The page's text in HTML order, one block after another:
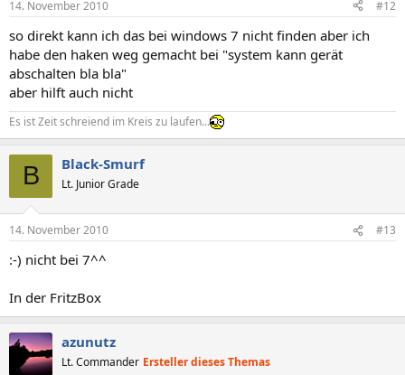
14. November 2010 #12
so direkt kann ich das bei windows 7 nicht finden aber ich
habe den haken weg gemacht bei "system kann gerät
abschalten bla bla"
aber hilft auch nicht
Es ist Zeit schreiend im Kreis zu laufen...
B Black-Smurf
Lt. Junior Grade
14. November 2010 #13
:-) nicht bei 7^^
In der FritzBox
azunutz
Lt. Commander Ersteller dieses Themas